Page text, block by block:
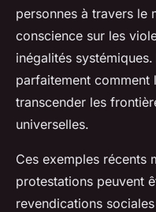
personnes à travers le
conscience sur les
inégalités
parfaitement comment
transcender les
universelles.
Ces exemples récents
protestations peuvent
revendications